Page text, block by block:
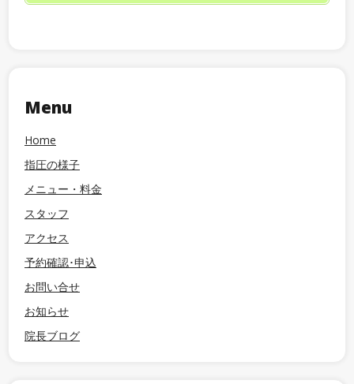
Menu
Home
指圧の様子
メニュー・料金
スタッフ
アクセス
予約確認･申込
お問い合せ
お知らせ
院長ブログ